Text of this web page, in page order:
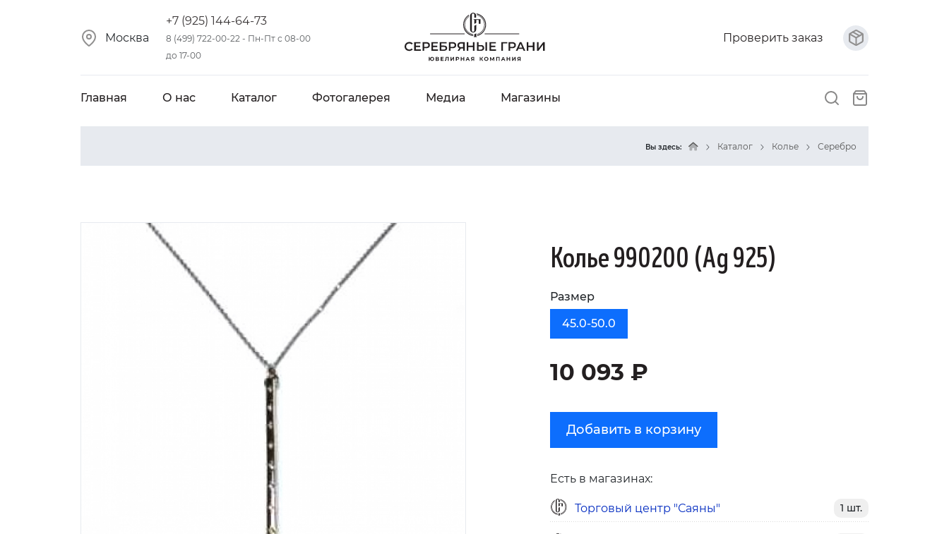
Москва
+7 (925) 144-64-73
8 (499) 722-00-22 - Пн-Пт с 08-00
до 17-00
Проверить заказ
Главная О нас Каталог Фотогалерея Медиа Магазины
Вы здесь: Каталог Колье Серебро
Колье 990200 (Ag 925)
Размер
45.0-50.0
10 093 ₽
Добавить в корзину
Есть в магазинах:
Торговый центр "Саяны" 1 шт.